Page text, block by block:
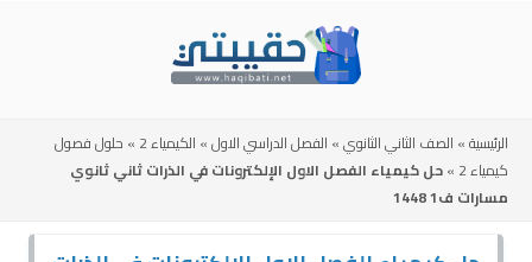
الرئيسية» الصف الثاني الثانوي» الفصل الدراسي الاول» الكيمياء 2 » حلول فصول
كيمياء 2
»حل كيمياء الفصل الاول الإلكترونات في الذرات ثاني ثانوي
مسارات ف1 1448